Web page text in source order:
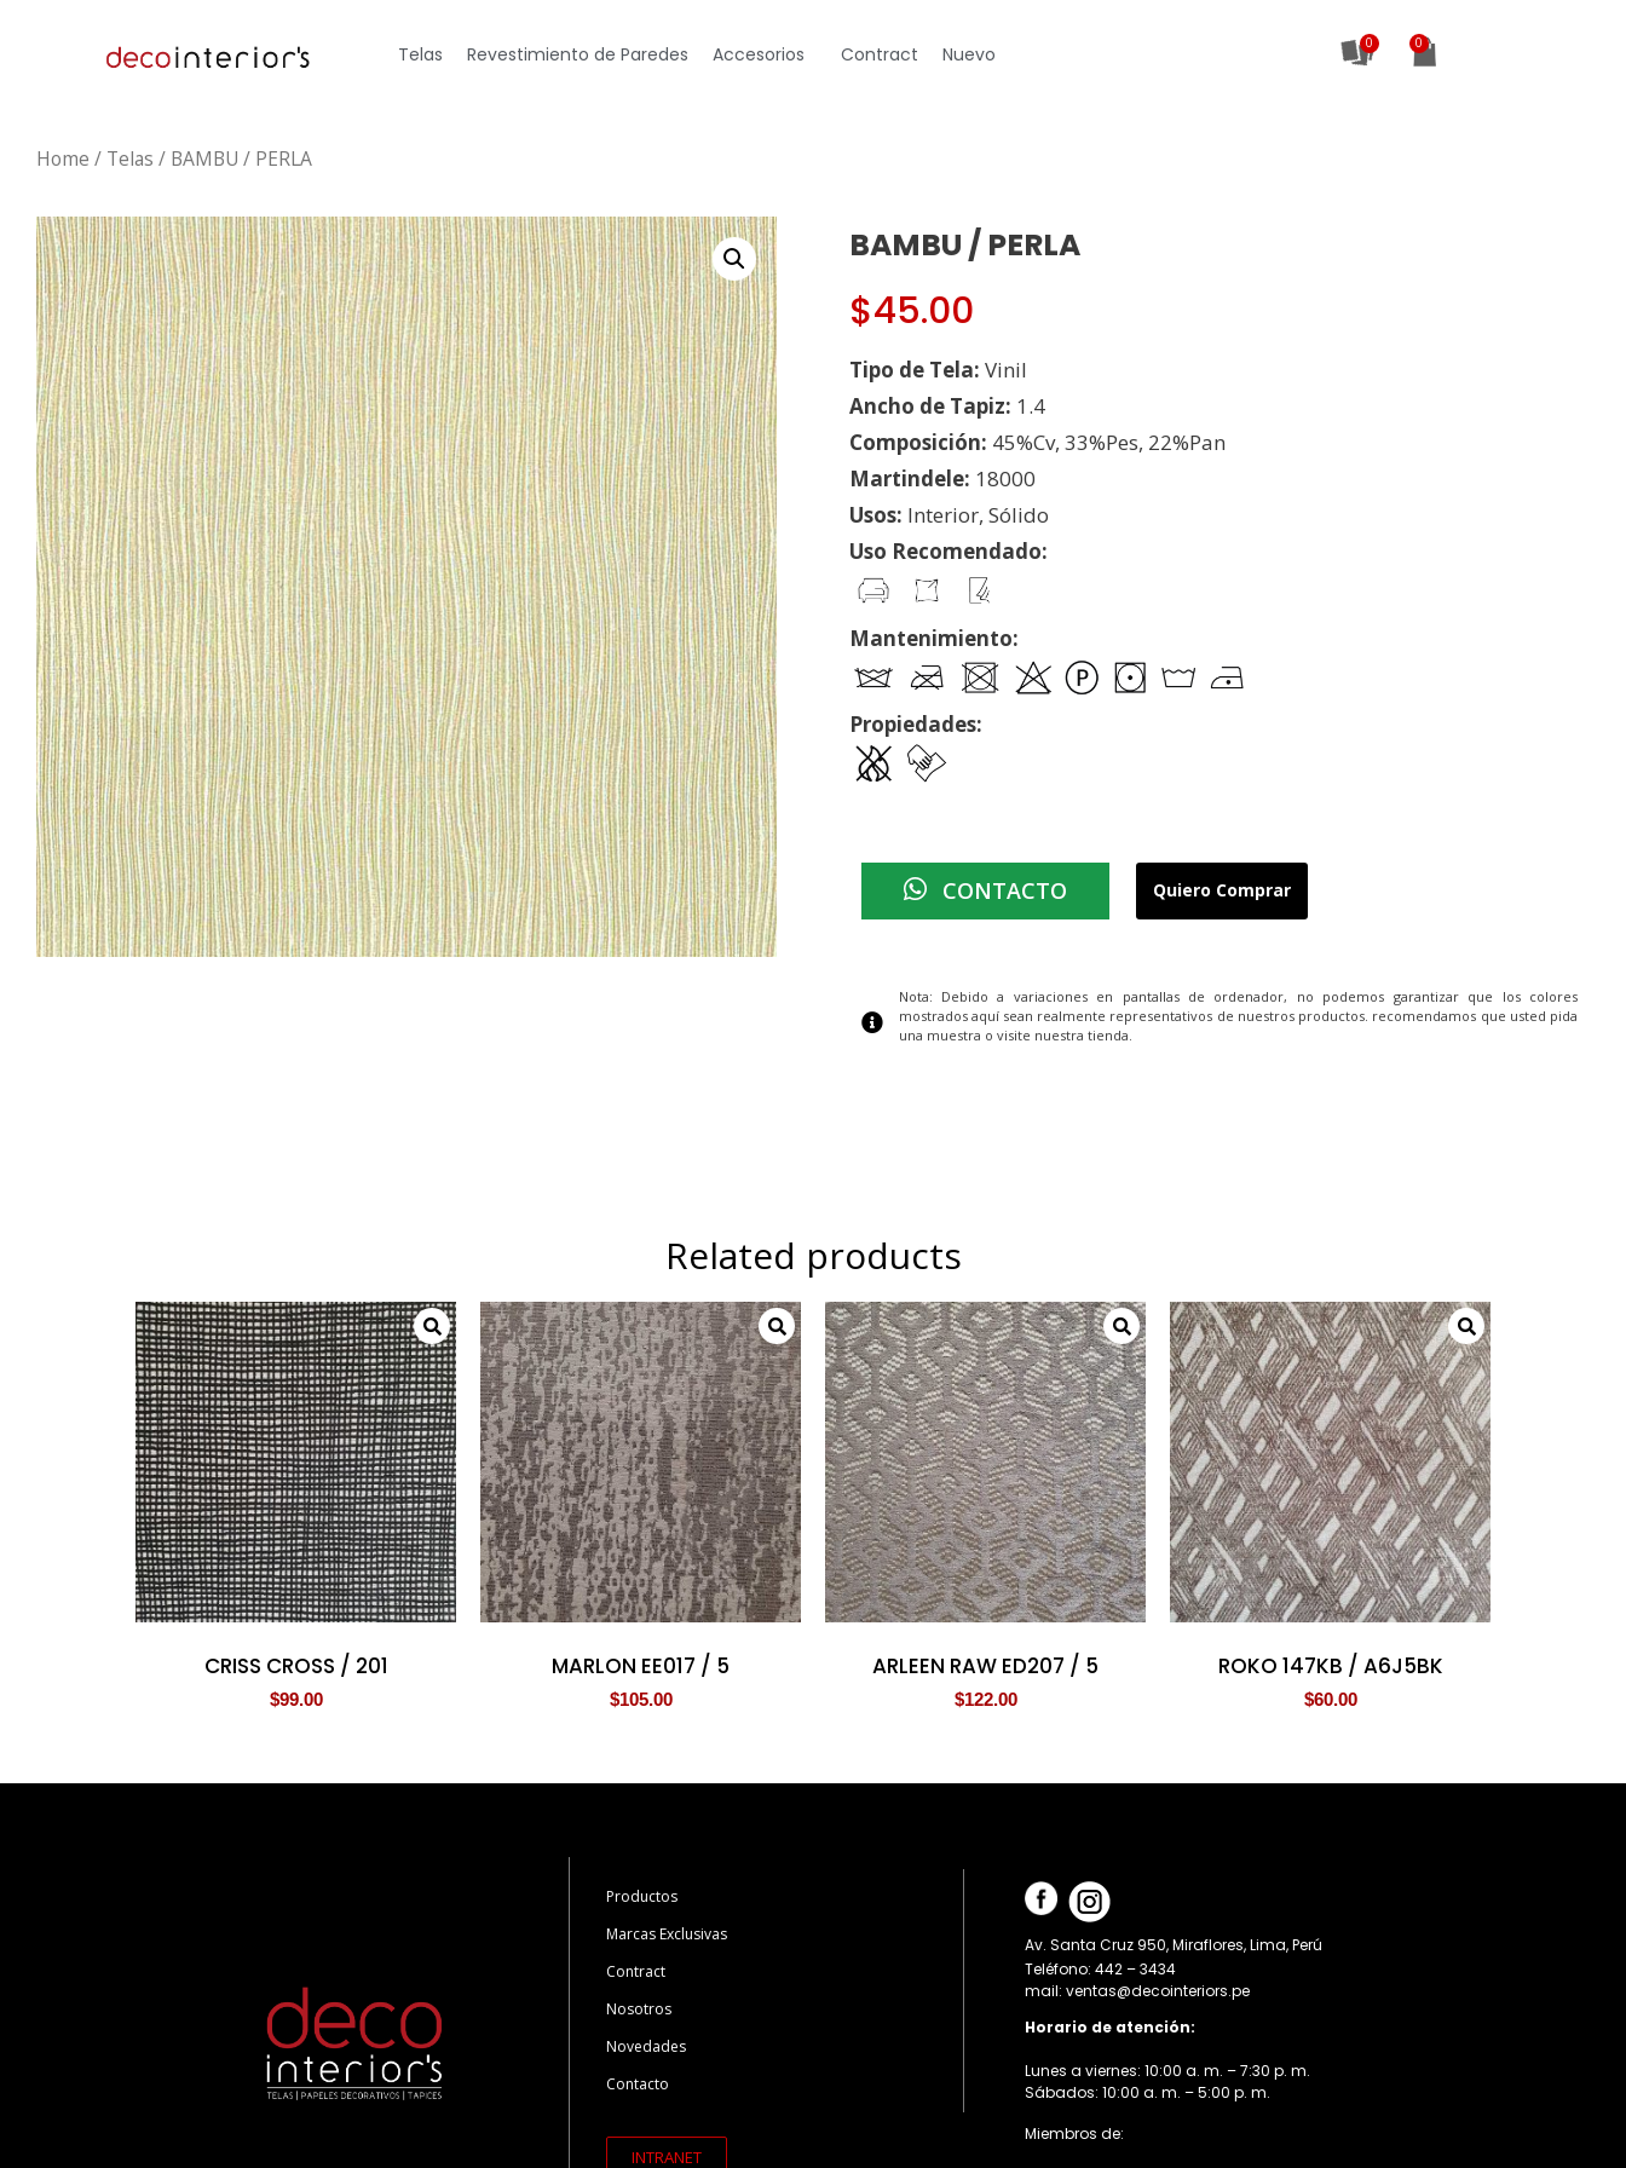
Telas Revestimiento de Paredes Accesorios Contract Nuevo 0
Home / Telas / BAMBU / PERLA
BAMBU / PERLA
$45.00
Tipo de Tela: Vinil
Ancho de Tapiz: 1.4
Composición: 45%Cv, 33%Pes, 22%Pan
Martindele: 18000
Usos: Interior, Sólido
Uso Recomendado:
Mantenimiento:
Propiedades:
CONTACTO Quiero Comprar
Nota: Debido a variaciones en pantallas de ordenador, no podemos garantizar que los colores
mostrados aquí sean realmente representativos de nuestros productos. recomendamos que usted pida
una muestra o visite nuestra tienda.
Related products
CRISS CROSS / 201
$99.00
MARLON EE017 / 5
$105.00
ARLEEN RAW ED207 / 5
$122.00
ROKO 147KB / A6J5BK
$60.00
Productos
Marcas Exclusivas
Contract
Nosotros
Novedades
Contacto
INTRANET
Av. Santa Cruz 950, Miraflores, Lima, Perú
Teléfono: 442 – 3434
mail: ventas@decointeriors.pe
Horario de atención:
Lunes a viernes: 10:00 a. m. – 7:30 p. m.
Sábados: 10:00 a. m. – 5:00 p. m.
Miembros de: